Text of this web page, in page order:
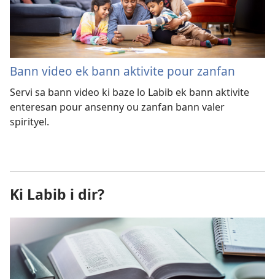
Bann video ek bann aktivite pour zanfan
Servi sa bann video ki baze lo Labib ek bann aktivite
enteresan pour ansenny ou zanfan bann valer
spirityel.
Ki Labib i dir?